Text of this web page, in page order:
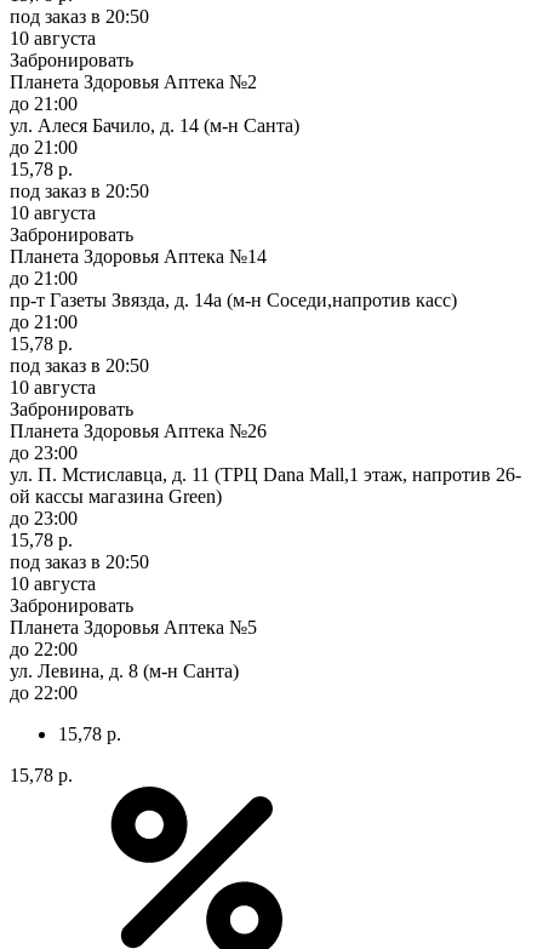
под заказ в 20:50
10 августа
Забронировать
Планета Здоровья Аптека №2
до 21:00
ул. Алеся Бачило, д. 14 (м-н Санта)
до 21:00
15,78 р.
под заказ в 20:50
10 августа
Забронировать
Планета Здоровья Аптека №14
до 21:00
пр-т Газеты Звязда, д. 14а (м-н Соседи,напротив касс)
до 21:00
15,78 р.
под заказ в 20:50
10 августа
Забронировать
Планета Здоровья Аптека №26
до 23:00
ул. П. Мстиславца, д. 11 (ТРЦ Dana Mall,1 этаж, напротив 26-
ой кассы магазина Green)
до 23:00
15,78 р.
под заказ в 20:50
10 августа
Забронировать
Планета Здоровья Аптека №5
до 22:00
ул. Левина, д. 8 (м-н Санта)
до 22:00
15,78 р.
15,78 р.